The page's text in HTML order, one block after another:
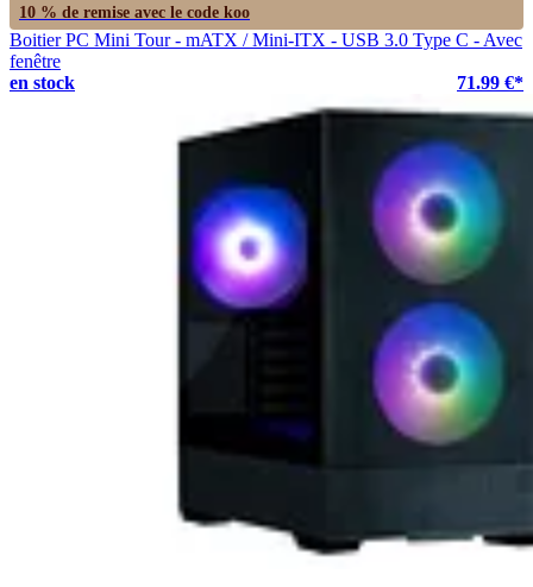
10 % de remise avec le code koo
Boitier PC Mini Tour - mATX / Mini-ITX - USB 3.0 Type C - Avec
fenêtre
en stock
71.99 €*